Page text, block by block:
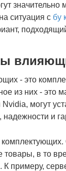
значительно
ситуация с бу
- это
из них - это
могут
надежности и
в то
примеру,